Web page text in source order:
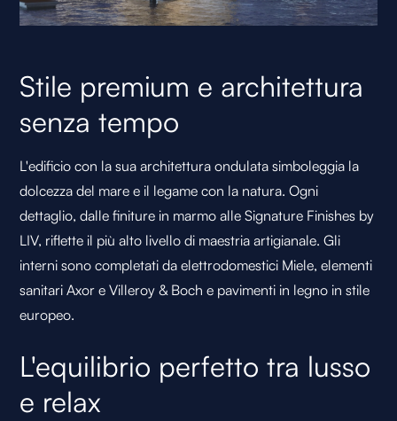
Stile premium e architettura
senza tempo
L'edificio con la sua architettura ondulata simboleggia la
dolcezza del mare e il legame con la natura. Ogni
dettaglio, dalle finiture in marmo alle Signature Finishes by
LIV, riflette il più alto livello di maestria artigianale. Gli
interni sono completati da elettrodomestici Miele, elementi
sanitari Axor e Villeroy & Boch e pavimenti in legno in stile
europeo.
L'equilibrio perfetto tra lusso
e relax